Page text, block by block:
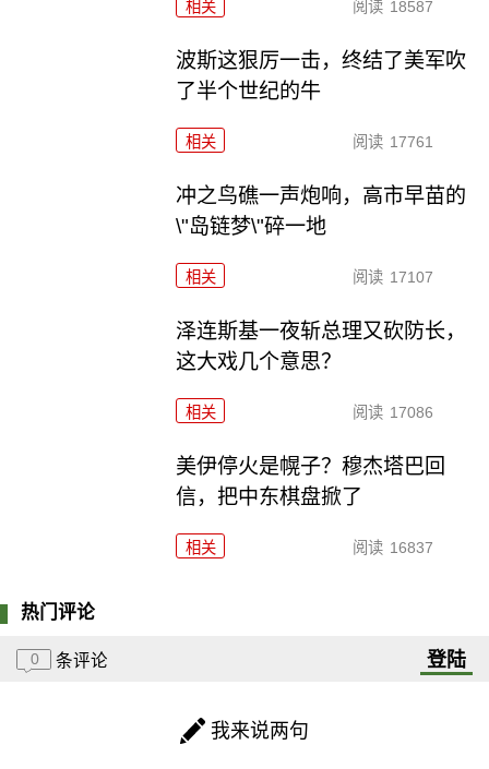
相关 阅读 18587
波斯这狠厉一击，终结了美军吹
了半个世纪的牛
相关 阅读 17761
冲之鸟礁一声炮响，高市早苗的
\"岛链梦\"碎一地
相关 阅读 17107
泽连斯基一夜斩总理又砍防长，
这大戏几个意思？
相关 阅读 17086
美伊停火是幌子？穆杰塔巴回
信，把中东棋盘掀了
相关 阅读 16837
热门评论
0 条评论 登陆
我来说两句